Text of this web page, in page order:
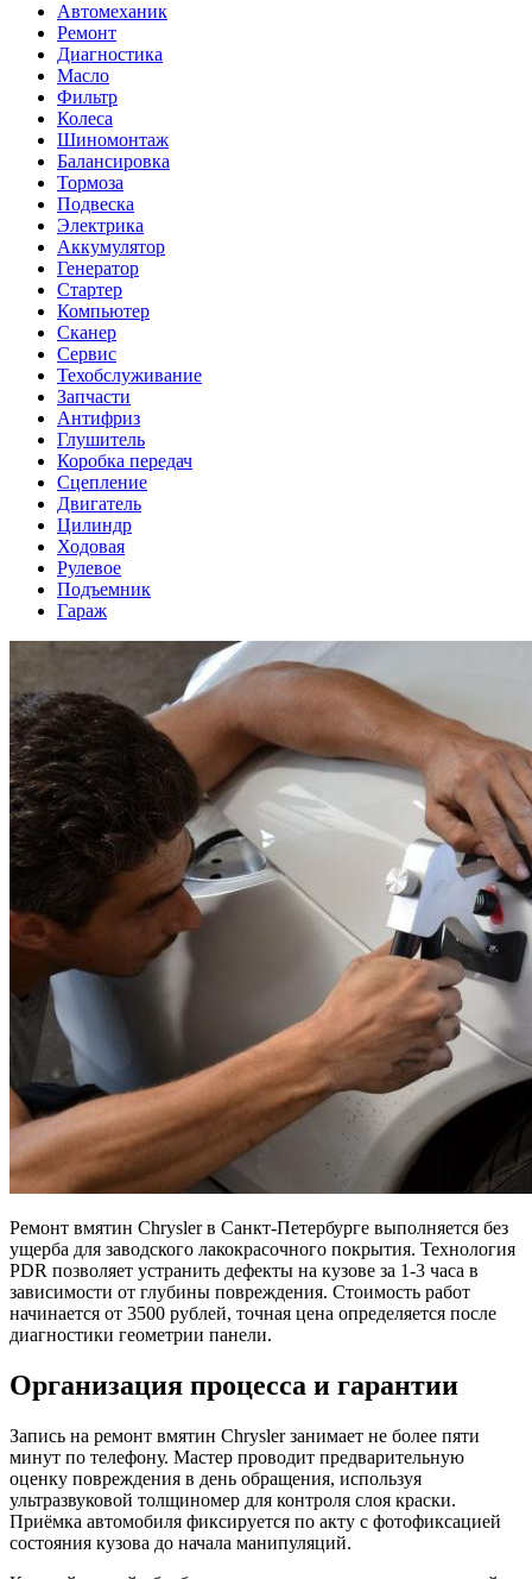
Автомеханик
Ремонт
Диагностика
Масло
Фильтр
Колеса
Шиномонтаж
Балансировка
Тормоза
Подвеска
Электрика
Аккумулятор
Генератор
Стартер
Компьютер
Сканер
Сервис
Техобслуживание
Запчасти
Антифриз
Глушитель
Коробка передач
Сцепление
Двигатель
Цилиндр
Ходовая
Рулевое
Подъемник
Гараж
Ремонт вмятин Chrysler в Санкт-Петербурге выполняется без
ущерба для заводского лакокрасочного покрытия. Технология
PDR позволяет устранить дефекты на кузове за 1-3 часа в
зависимости от глубины повреждения. Стоимость работ
начинается от 3500 рублей, точная цена определяется после
диагностики геометрии панели.
Организация процесса и гарантии
Запись на ремонт вмятин Chrysler занимает не более пяти
минут по телефону. Мастер проводит предварительную
оценку повреждения в день обращения, используя
ультразвуковой толщиномер для контроля слоя краски.
Приёмка автомобиля фиксируется по акту с фотофиксацией
состояния кузова до начала манипуляций.